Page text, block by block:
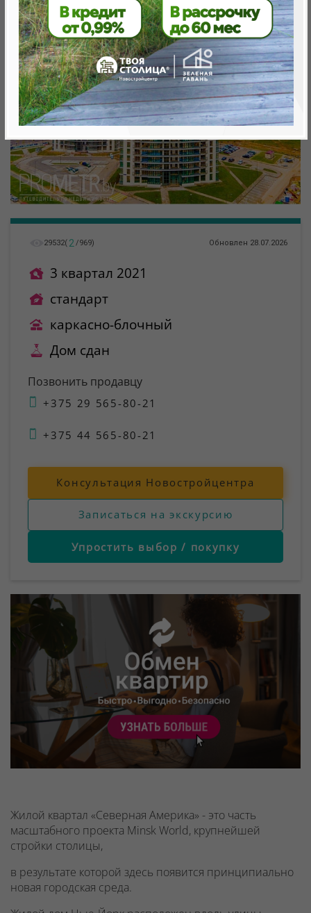
29532( 2 /969) Обновлен 28.07.2026
3 квартал 2021
стандарт
каркасно-блочный
Дом сдан
Позвонить продавцу
+375 29 565-80-21
+375 44 565-80-21
Консультация Новостройцентра
Записаться на экскурсию
Упростить выбор / покупку
Жилой квартал «Северная Америка» - это часть
масштабного проекта Minsk World, крупнейшей
стройки столицы,
в результате которой здесь появится принципиально
новая городская среда.